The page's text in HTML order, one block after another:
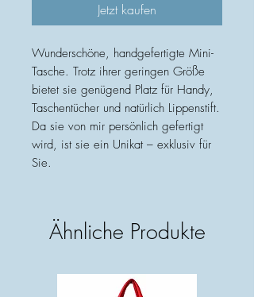
Jetzt kaufen
Wunderschöne, handgefertigte Mini-
Tasche. Trotz ihrer geringen Größe
bietet sie genügend Platz für Handy,
Taschentücher und natürlich Lippenstift.
Da sie von mir persönlich gefertigt
wird, ist sie ein Unikat – exklusiv für
Sie.
Ähnliche Produkte